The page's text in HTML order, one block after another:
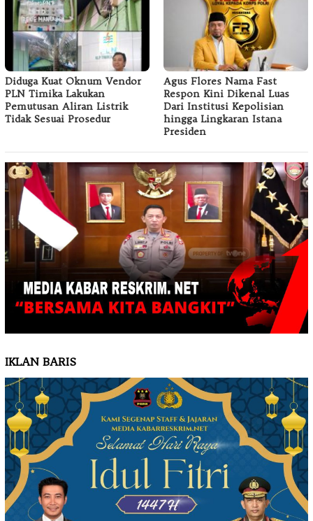
Diduga Kuat Oknum Vendor
PLN Timika Lakukan
Pemutusan Aliran Listrik
Tidak Sesuai Prosedur
Agus Flores Nama Fast
Respon Kini Dikenal Luas
Dari Institusi Kepolisian
hingga Lingkaran Istana
Presiden
IKLAN BARIS